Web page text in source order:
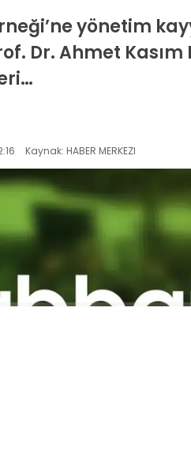
yönetim
Dr. Ahmet
Kaynak: HABER MERKEZI